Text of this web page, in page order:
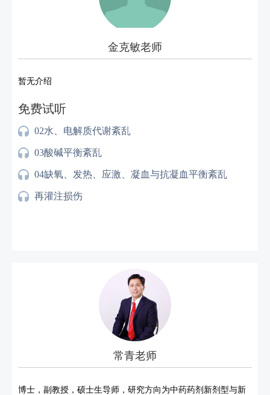
09药品供应管理1
2025年药学职称高频错题讲解（1）
金克敏老师
暂无介绍
免费试听
02水、电解质代谢紊乱
03酸碱平衡紊乱
04缺氧、发热、应激、凝血与抗凝血平衡紊乱
再灌注损伤
常青老师
博士，副教授，硕士生导师，研究方向为中药药剂新剂型与新